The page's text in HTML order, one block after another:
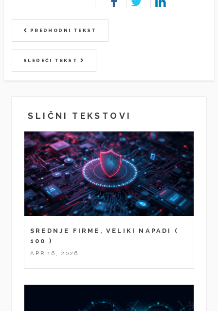
PREDHODNI TEKST
SLEDEĆI TEKST
SLIČNI TEKSTOVI
SREDNJE FIRME, VELIKI NAPADI
(
100 )
APR 16, 2026